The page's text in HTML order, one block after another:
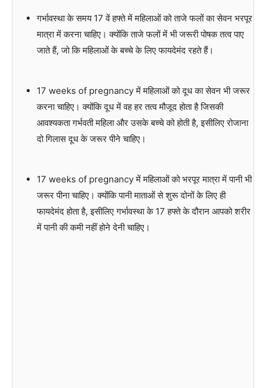
गर्भावस्था के समय 17 वें हफ्ते में महिलाओं को ताजे फलों का सेवन भरपूर
मात्रा में करना चाहिए। क्योंकि ताजे फलों में भी जरूरी पोषक तत्व पाए
जाते हैं, जो कि महिलाओं के बच्चे के लिए फायदेमंद रहते हैं।
17 weeks of pregnancy में महिलाओं को दूध का सेवन भी जरूर
करना चाहिए। क्योंकि दूध में वह हर तत्व मौजूद होता है जिसकी
आवश्यकता गर्भवती महिला और उसके बच्चे को होती है, इसीलिए रोजाना
दो गिलास दूध के जरूर पीने चाहिए।
17 weeks of pregnancy में महिलाओं को भरपूर मात्रा में पानी भी
जरूर पीना चाहिए। क्योंकि पानी माताओं से शुरू दोनों के लिए ही
फायदेमंद होता है, इसीलिए गर्भावस्था के 17 हफ्ते के दौरान आपको शरीर
में पानी की कमी नहीं होने देनी चाहिए।